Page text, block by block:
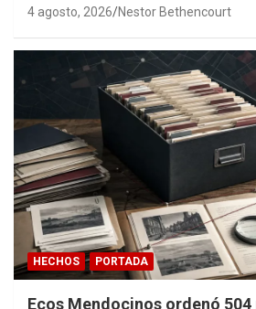
4 agosto, 2026 Nestor Bethencourt
HECHOS PORTADA
Ecos Mendocinos ordenó